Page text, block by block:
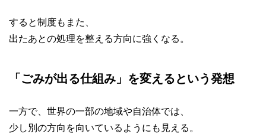
すると制度もまた、
出たあとの処理を整える方向に強くなる。
「ごみが出る仕組み」を変えるという発想
一方で、世界の一部の地域や自治体では、
少し別の方向を向いているようにも見える。